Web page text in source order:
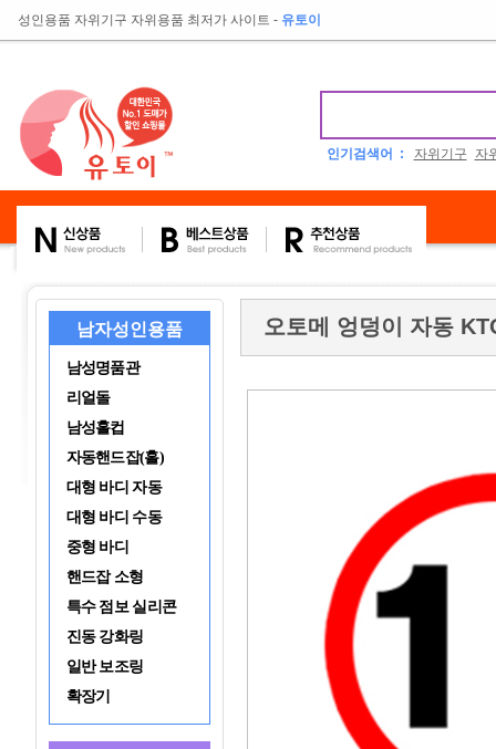
성인용품 자위기구 자위용품 최저가 사이트 - 유토이
인기검색어 : 자위기구 자
남자성인용품
남성명품관
리얼돌
남성홀컵
자동핸드잡(홀)
대형 바디 자동
대형 바디 수동
중형 바디
핸드잡 소형
특수 점보 실리콘
진동 강화링
일반 보조링
확장기
오토메 엉덩이 자동